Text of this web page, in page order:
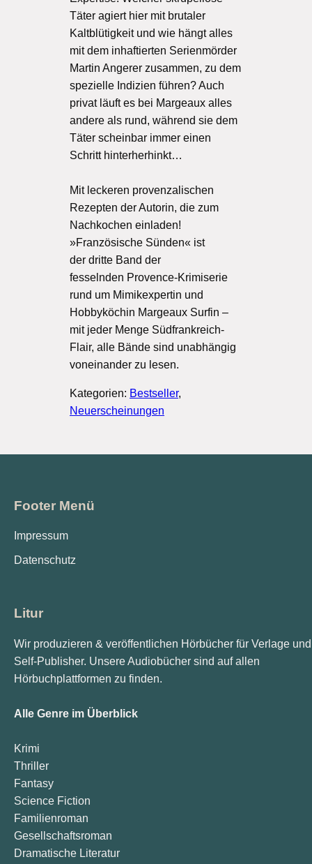
Täter agiert hier mit brutaler
Kaltblütigkeit und wie hängt alles
mit dem inhaftierten Serienmörder
Martin Angerer zusammen, zu dem
spezielle Indizien führen? Auch
privat läuft es bei Margeaux alles
andere als rund, während sie dem
Täter scheinbar immer einen
Schritt hinterherhinkt…
Mit leckeren provenzalischen
Rezepten der Autorin, die zum
Nachkochen einladen!
»Französische Sünden« ist
der dritte Band der
fesselnden Provence-Krimiserie
rund um Mimikexpertin und
Hobbyköchin Margeaux Surfin –
mit jeder Menge Südfrankreich-
Flair, alle Bände sind unabhängig
voneinander zu lesen.
Kategorien: Bestseller,
Neuerscheinungen
Footer Menü
Impressum
Datenschutz
Litur
Wir produzieren & veröffentlichen Hörbücher für Verlage und
Self-Publisher. Unsere Audiobücher sind auf allen
Hörbuchplattformen zu finden.
Alle Genre im Überblick
Krimi
Thriller
Fantasy
Science Fiction
Familienroman
Gesellschaftsroman
Dramatische Literatur